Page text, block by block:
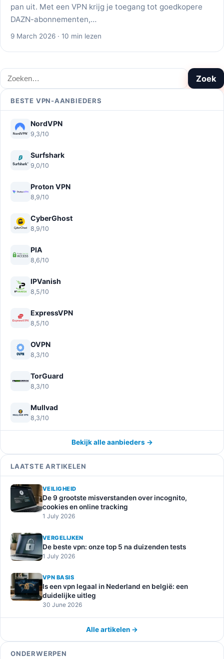
pan uit. Met een VPN krijg je toegang tot goedkopere
DAZN-abonnementen,…
9 March 2026 · 10 min lezen
Zoeken Zoek
BESTE VPN-AANBIEDERS
NordVPN
9,3/10
Surfshark
9,0/10
Proton VPN
8,9/10
CyberGhost
8,9/10
PIA
8,6/10
IPVanish
8,5/10
ExpressVPN
8,5/10
OVPN
8,3/10
TorGuard
8,3/10
Mullvad
8,3/10
Bekijk alle aanbieders →
LAATSTE ARTIKELEN
VEILIGHEID
De 9 grootste misverstanden over incognito,
cookies en online tracking
1 July 2026
VERGELIJKEN
De beste vpn: onze top 5 na duizenden tests
1 July 2026
VPN BASIS
Is een vpn legaal in Nederland en belgië: een
duidelijke uitleg
30 June 2026
Alle artikelen →
ONDERWERPEN